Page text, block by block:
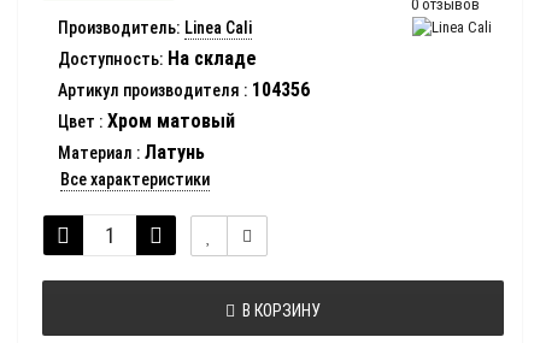
0 отзывов
Производитель: Linea Cali
Доступность: На складе
Артикул производителя : 104356
Цвет : Хром матовый
Материал : Латунь
Все характеристики
В КОРЗИНУ